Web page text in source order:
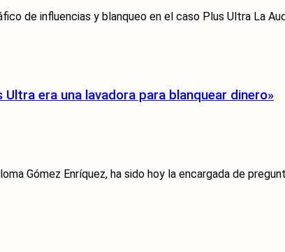
de influencias y blanqueo en el caso Plus Ultra La
Ultra era una lavadora para blanquear dinero»
Gómez Enríquez, ha sido hoy la encargada de